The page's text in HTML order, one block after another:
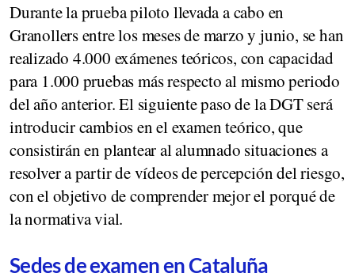
Durante la prueba piloto llevada a cabo en
Granollers entre los meses de marzo y junio, se han
realizado 4.000 exámenes teóricos, con capacidad
para 1.000 pruebas más respecto al mismo periodo
del año anterior. El siguiente paso de la DGT será
introducir cambios en el examen teórico, que
consistirán en plantear al alumnado situaciones a
resolver a partir de vídeos de percepción del riesgo,
con el objetivo de comprender mejor el porqué de
la normativa vial.
Sedes de examen en Cataluña